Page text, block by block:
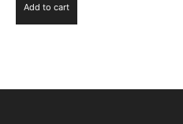
Add to cart